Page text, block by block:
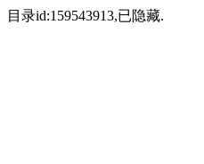
目录id:159543913,已隐藏.